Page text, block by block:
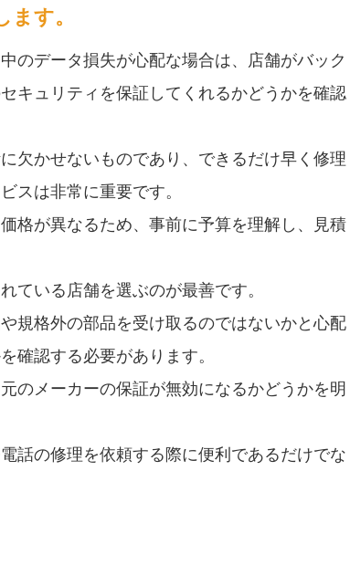
す。
のデータ損失が心配な場合は、店舗がバック
キュリティを保証してくれるかどうかを確認
欠かせないものであり、できるだけ早く修理
スは非常に重要です。
格が異なるため、事前に予算を理解し、見積
ている店舗を選ぶのが最善です。
規格外の部品を受け取るのではないかと心配
確認する必要があります。
のメーカーの保証が無効になるかどうかを明
話の修理を依頼する際に便利であるだけでな